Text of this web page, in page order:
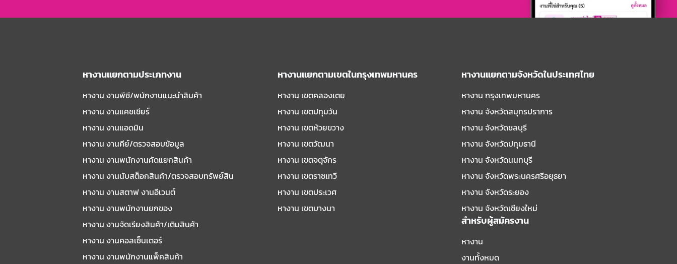
หางานแยกตามประเภทงาน
หางาน งานพีซี/พนักงานแนะนําสินค้า
หางาน งานแคชเชียร์
หางาน งานแอดมิน
หางาน งานคีย์/ตรวจสอบข้อมูล
หางาน งานพนักงานคัดแยกสินค้า
หางาน งานนับสต็อกสินค้า/ตรวจสอบทรัพย์สิน
หางาน งานสตาฟ งานอีเวนต์
หางาน งานพนักงานยกของ
หางาน งานจัดเรียงสินค้า/เติมสินค้า
หางาน งานคอลเซ็นเตอร์
หางาน งานพนักงานแพ็คสินค้า
หางานแยกตามเขตในกรุงเทพมหานคร
หางาน เขตคลองเตย
หางาน เขตปทุมวัน
หางาน เขตห้วยขวาง
หางาน เขตวัฒนา
หางาน เขตจตุจักร
หางาน เขตราชเทวี
หางาน เขตประเวศ
หางาน เขตบางนา
หางานแยกตามจังหวัดในประเทศไทย
หางาน กรุงเทพมหานคร
หางาน จังหวัดสมุทรปราการ
หางาน จังหวัดชลบุรี
หางาน จังหวัดปทุมธานี
หางาน จังหวัดนนทบุรี
หางาน จังหวัดพระนครศรีอยุธยา
หางาน จังหวัดระยอง
หางาน จังหวัดเชียงใหม่
สำหรับผู้สมัครงาน
หางาน
งานทั้งหมด